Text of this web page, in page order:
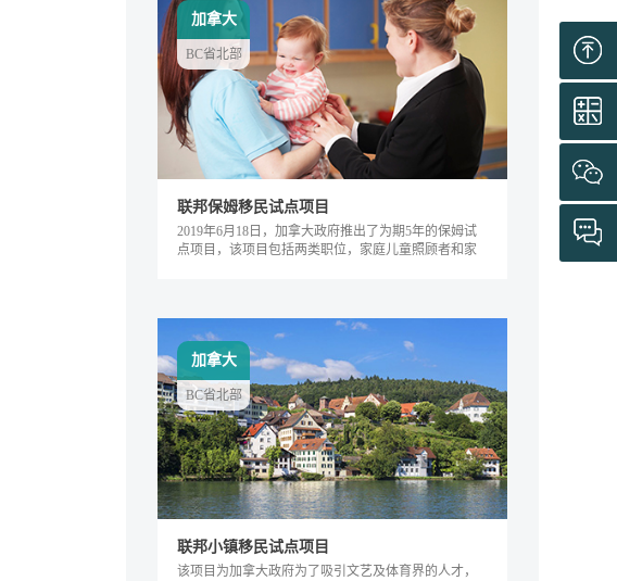
联邦保姆移民试点项目
2019年6月18日，加拿大政府推出了为期5年的保姆试
点项目，该项目包括两类职位，家庭儿童照顾者和家
加拿大
BC省北部
联邦小镇移民试点项目
该项目为加拿大政府为了吸引文艺及体育界的人才，
加拿大
BC省北部